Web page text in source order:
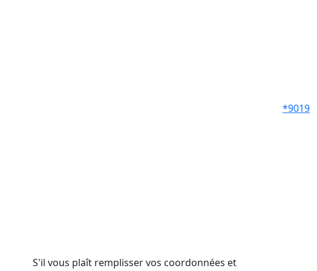
*9019
S'il vous plaît remplisser vos coordonnées et